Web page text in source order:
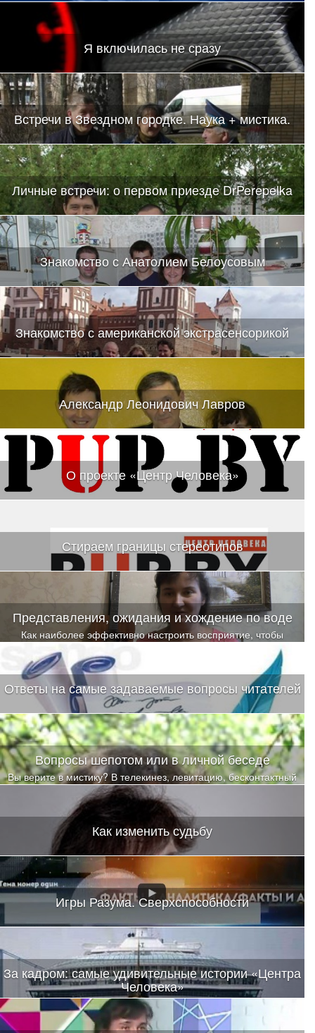
Я включилась не сразу
Встречи в Звездном городке. Наука + мистика.
Личные встречи: о первом приезде DrPerepelka
Знакомство с Анатолием Белоусовым
Знакомство с американской экстрасенсорикой
Александр Леонидович Лавров
О проекте «Центр Человека»
Стираем границы стереотипов
Представления, ожидания и хождение по воде
Как наиболее эффективно настроить восприятие, чтобы
инсайты и осознавания случались еще долгое время после
Ответы на самые задаваемые вопросы читателей
Вопросы шепотом или в личной беседе
Вы верите в мистику? В телекинез, левитацию, бесконтактный
бой? В чудеса исцеления? Я тоже не верила
Как изменить судьбу
Игры Разума. Сверхспособности
За кадром: самые удивительные истории «Центра
Человека»